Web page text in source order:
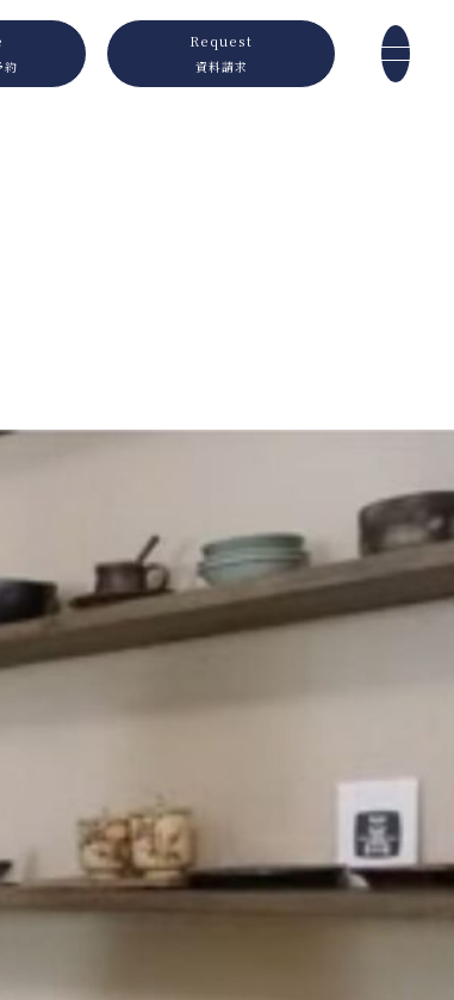
約
Request
資料請求